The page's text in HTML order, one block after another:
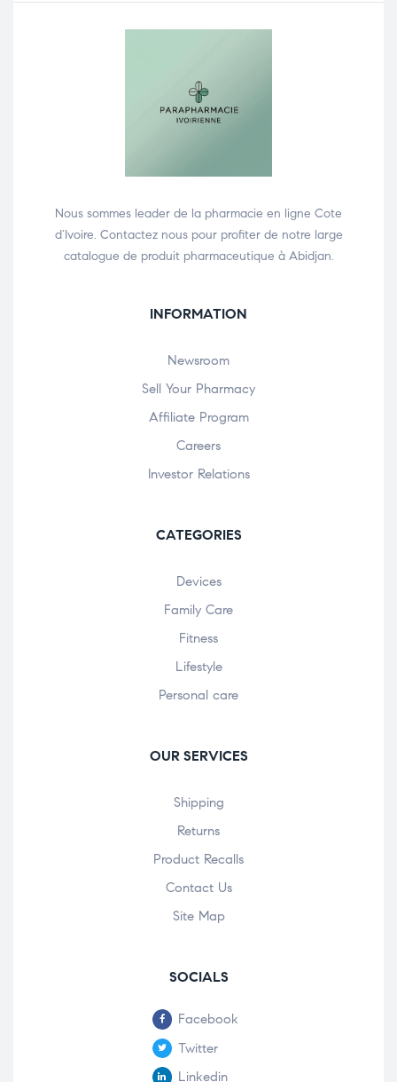
Nous sommes leader de la pharmacie en ligne Cote
d’Ivoire. Contactez nous pour profiter de notre large
catalogue de produit pharmaceutique à Abidjan.
INFORMATION
Newsroom
Sell Your Pharmacy
Affiliate Program
Careers
Investor Relations
CATEGORIES
Devices
Family Care
Fitness
Lifestyle
Personal care
OUR SERVICES
Shipping
Returns
Product Recalls
Contact Us
Site Map
SOCIALS
Facebook
Twitter
Linkedin